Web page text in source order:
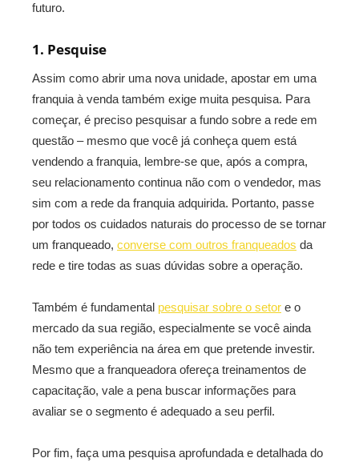
futuro.
1. Pesquise
Assim como abrir uma nova unidade, apostar em uma
franquia à venda também exige muita pesquisa. Para
começar, é preciso pesquisar a fundo sobre a rede em
questão – mesmo que você já conheça quem está
vendendo a franquia, lembre-se que, após a compra,
seu relacionamento continua não com o vendedor, mas
sim com a rede da franquia adquirida. Portanto, passe
por todos os cuidados naturais do processo de se tornar
um franqueado, converse com outros franqueados da
rede e tire todas as suas dúvidas sobre a operação.
Também é fundamental pesquisar sobre o setor e o
mercado da sua região, especialmente se você ainda
não tem experiência na área em que pretende investir.
Mesmo que a franqueadora ofereça treinamentos de
capacitação, vale a pena buscar informações para
avaliar se o segmento é adequado a seu perfil.
Por fim, faça uma pesquisa aprofundada e detalhada do